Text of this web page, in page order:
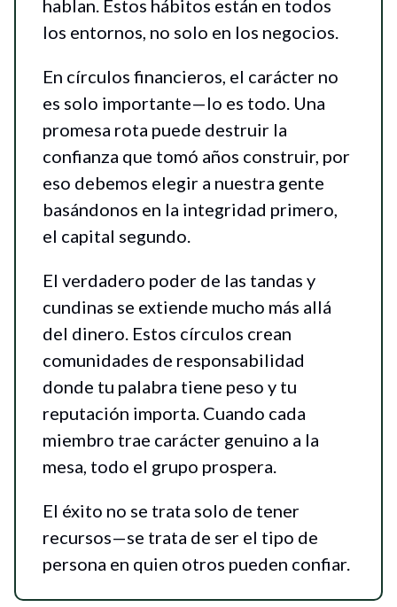
hablan. Estos hábitos están en todos
los entornos, no solo en los negocios.
En círculos financieros, el carácter no
es solo importante—lo es todo. Una
promesa rota puede destruir la
confianza que tomó años construir, por
eso debemos elegir a nuestra gente
basándonos en la integridad primero,
el capital segundo.
El verdadero poder de las tandas y
cundinas se extiende mucho más allá
del dinero. Estos círculos crean
comunidades de responsabilidad
donde tu palabra tiene peso y tu
reputación importa. Cuando cada
miembro trae carácter genuino a la
mesa, todo el grupo prospera.
El éxito no se trata solo de tener
recursos—se trata de ser el tipo de
persona en quien otros pueden confiar.